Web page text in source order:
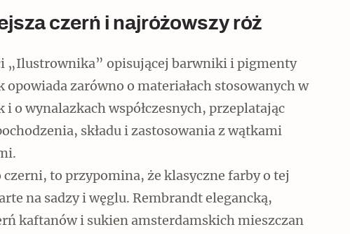
czerń i najróżowszy róż
„Ilustrownika” opisującej barwniki i pigmenty
opowiada zarówno o materiałach stosowanych w
i o wynalazkach współczesnych, przeplatając
składu i zastosowania z wątkami
czerni, to przypomina, że klasyczne farby o tej
na sadzy i węglu. Rembrandt elegancką,
kaftanów i sukien amsterdamskich mieszczan